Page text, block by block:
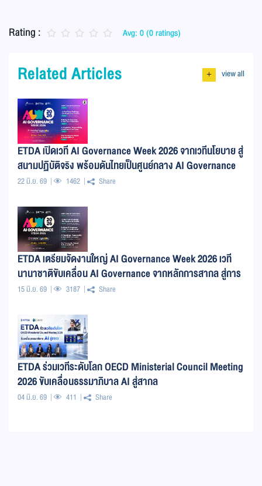
Rating : Avg: 0 (0 ratings)
Related Articles + view all
ETDA เปิดเวที AI Governance Week 2026 จากเวทีนโยบาย สู่
สนามปฏิบัติจริง พร้อมดันไทยเป็นศูนย์กลาง AI Governance
ภูมิภาค
22 มิ.ย. 69 1462 Share
ETDA เตรียมจัดงานใหญ่ AI Governance Week 2026 เวที
นานาชาติขับเคลื่อน AI Governance จากหลักการสากล สู่การ
ใช้งานจริง 29 มิ.ย. – 3 ก.ค. 69 นี้
15 มิ.ย. 69 3187 Share
ETDA ร่วมเวทีระดับโลก OECD Ministerial Council Meeting
2026 ขับเคลื่อนธรรมาภิบาล AI สู่สากล
04 มิ.ย. 69 411 Share